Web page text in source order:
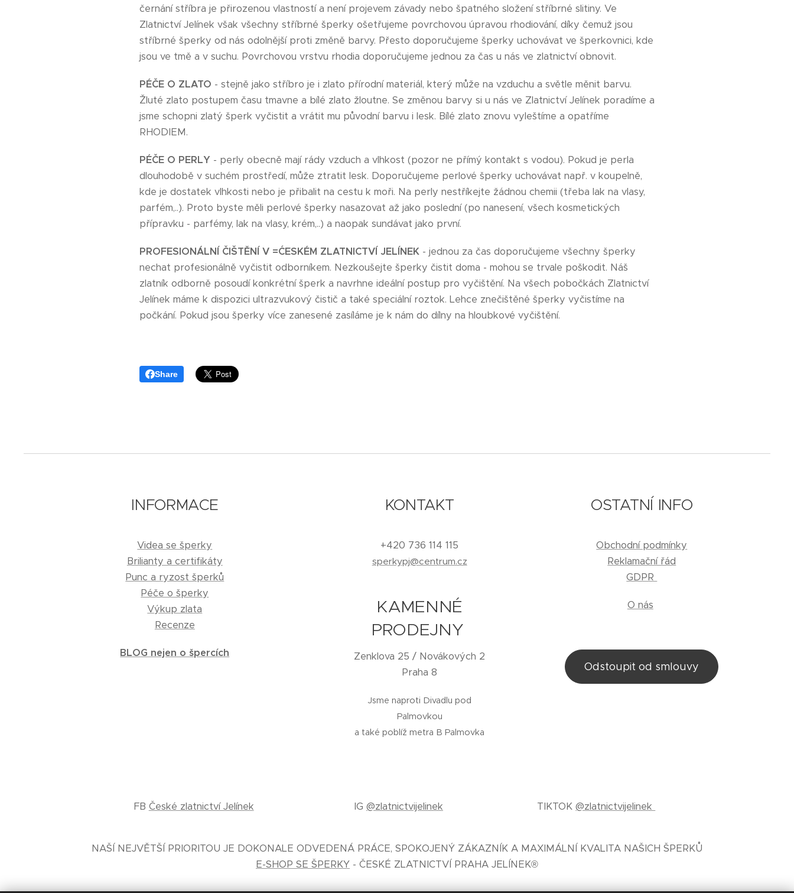
černání stříbra je přirozenou vlastností a není projevem závady nebo špatného složení stříbrné slitiny. Ve
Zlatnictví Jelínek však všechny stříbrné šperky ošetřujeme povrchovou úpravou rhodiování, díky čemuž jsou
stříbrné šperky od nás odolnější proti změně barvy. Přesto doporučujeme šperky uchovávat ve šperkovnici, kde
jsou ve tmě a v suchu. Povrchovou vrstvu rhodia doporučujeme jednou za čas u nás ve zlatnictví obnovit.
PÉČE O ZLATO - stejně jako stříbro je i zlato přírodní materiál, který může na vzduchu a světle měnit barvu.
Žluté zlato postupem času tmavne a bílé zlato žloutne. Se změnou barvy si u nás ve Zlatnictví Jelínek poradíme a
jsme schopni zlatý šperk vyčistit a vrátit mu původní barvu i lesk. Bílé zlato znovu vyleštíme a opatříme
RHODIEM.
PÉČE O PERLY - perly obecně mají rády vzduch a vlhkost (pozor ne přímý kontakt s vodou). Pokud je perla
dlouhodobě v suchém prostředí, může ztratit lesk. Doporučujeme perlové šperky uchovávat např. v koupelně,
kde je dostatek vlhkosti nebo je přibalit na cestu k moři. Na perly nestříkejte žádnou chemii (třeba lak na vlasy,
parfém,..). Proto byste měli perlové šperky nasazovat až jako poslední (po nanesení, všech kosmetických
přípravku - parfémy, lak na vlasy, krém,..) a naopak sundávat jako první.
PROFESIONÁLNÍ ČIŠTĚNÍ V =ĆESKÉM ZLATNICTVÍ JELÍNEK - jednou za čas doporučujeme všechny šperky
nechat profesionálně vyčistit odborníkem. Nezkoušejte šperky čistit doma - mohou se trvale poškodit. Náš
zlatník odborně posoudí konkrétní šperk a navrhne ideální postup pro vyčištění. Na všech pobočkách Zlatnictví
Jelínek máme k dispozici ultrazvukový čistič a také speciální roztok. Lehce znečištěné šperky vyčistíme na
počkání. Pokud jsou šperky více zanesené zasíláme je k nám do dílny na hloubkové vyčištění.
Share
INFORMACE
Videa se šperky
Brilianty a certifikáty
Punc a ryzost šperků
Péče o šperky
Výkup zlata
Recenze
BLOG nejen o špercích
KONTAKT
+420 736 114 115
sperkypj@centrum.cz
KAMENNÉ
PRODEJNY
Zenklova 25 / Novákových 2
Praha 8
Jsme naproti Divadlu pod
Palmovkou
a také poblíž metra B Palmovka
OSTATNÍ INFO
Obchodní podmínky
Reklamační řád
GDPR
O nás
Odstoupit od smlouvy
FB České zlatnictví Jelínek IG @zlatnictvijelinek TIKTOK@zlatnictvijelinek
NAŠÍ NEJVĚTŠÍ PRIORITOU JE DOKONALE ODVEDENÁ PRÁCE, SPOKOJENÝ ZÁKAZNÍK A MAXIMÁLNÍ KVALITA NAŠICH ŠPERKŮ
E-SHOP SE ŠPERKY - ČESKÉ ZLATNICTVÍ PRAHA JELÍNEK®